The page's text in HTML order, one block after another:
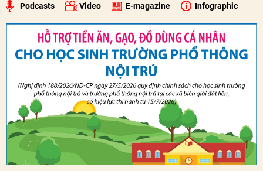
Podcasts Video E-magazine Infographic